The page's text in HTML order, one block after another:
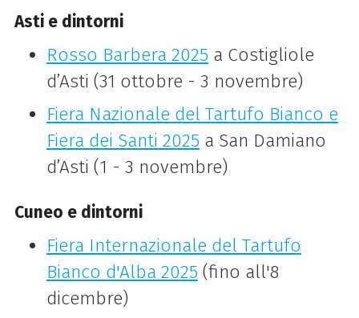
Asti e dintorni
Rosso Barbera 2025 a Costigliole
d’Asti (31 ottobre - 3 novembre)
Fiera Nazionale del Tartufo Bianco e
Fiera dei Santi 2025 a San Damiano
d’Asti (1 - 3 novembre)
Cuneo e dintorni
Fiera Internazionale del Tartufo
Bianco d'Alba 2025 (fino all'8
dicembre)